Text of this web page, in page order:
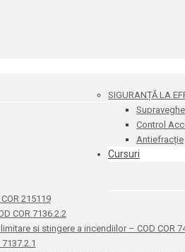
SIGURANȚĂ LA
Control
Antiefracție
Cursuri
215119
COR 7136.2.2
si stingere a incendiilor – COD COR